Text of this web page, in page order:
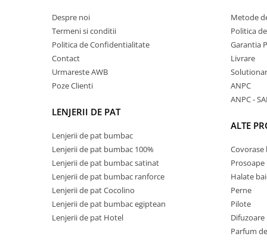
Despre noi
Termeni si conditii
Politica de Confidentialitate
Contact
Urmareste AWB
Poze Clienti
LENJERII DE PAT
Lenjerii de pat bumbac
Lenjerii de pat bumbac 100%
Lenjerii de pat bumbac satinat
Lenjerii de pat bumbac ranforce
Lenjerii de pat Cocolino
Lenjerii de pat bumbac egiptean
Lenjerii de pat Hotel
Metode
Politica
Garantia
Livrare
ANPC
ANPC - SAL
ALTE
Covorase
Halate
Perne
Pilote
Parfum